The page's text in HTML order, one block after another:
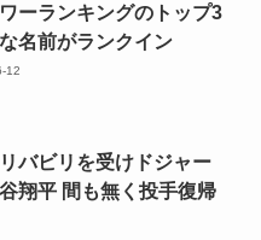
ーランキングのトップ3
名前がランクイン
12
バビリを受けドジャー
翔平 間も無く投手復帰